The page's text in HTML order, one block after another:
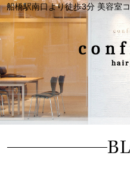
船橋駅南口より徒歩3分 美容室